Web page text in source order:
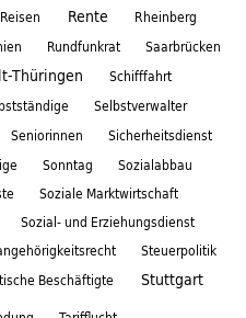
Reisen Rente
Rheinberg
Rundfunkrat Saarbrücken
Thüringen
Schifffahrt
Selbstverwalter
Seniorinnen
Sicherheitsdienst
Sonntag
Sozialabbau
Soziale Marktwirtschaft
Sozial- und Erziehungsdienst
Steuerpolitik
Beschäftigte Stuttgart